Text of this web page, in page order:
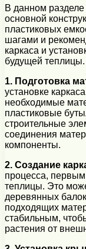
В данном
основной
пластиковых
шагами и
каркаса и
будущей теплицы.
1. Подготовка
установке
необходимые
пластиковые
строительные
соединения
компоненты.
2. Создание
процесса,
теплицы. Это
деревянных
подходящих
стабильным,
растения от